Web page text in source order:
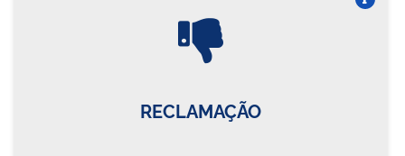
RECLAMAÇÃO